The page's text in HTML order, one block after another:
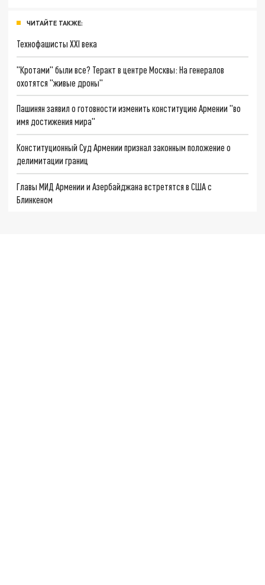
ЧИТАЙТЕ ТАКЖЕ:
Технофашисты XXI века
"Кротами" были все? Теракт в центре Москвы: На генералов
охотятся "живые дроны"
Пашинян заявил о готовности изменить конституцию Армении "во
имя достижения мира"
Конституционный Суд Армении признал законным положение о
делимитации границ
Главы МИД Армении и Азербайджана встретятся в США с
Блинкеном